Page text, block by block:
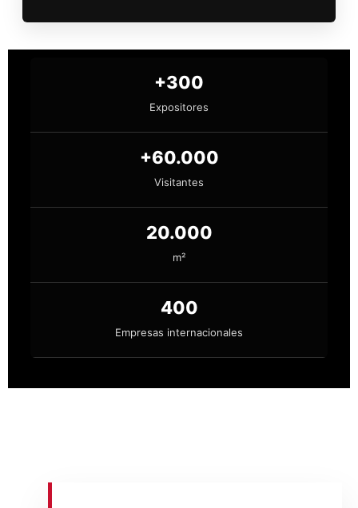
+300
Expositores
+60.000
Visitantes
20.000
m²
400
Empresas internacionales